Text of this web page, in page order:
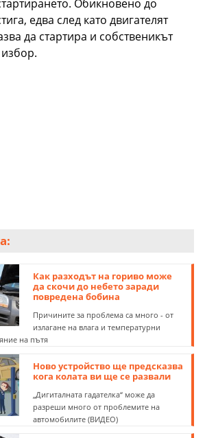
Обикновено до
едва след като двигателят
да стартира и собственикът
Как разходът на гориво може
да скочи до небето заради
повредена бобина
Причините за проблема са много - от
излагане на влага и температурни
на пътя
Ново устройство ще предсказва
кога колата ви ще се развали
„Дигиталната гадателка“ може да
разреши много от проблемите на
автомобилите (ВИДЕО)